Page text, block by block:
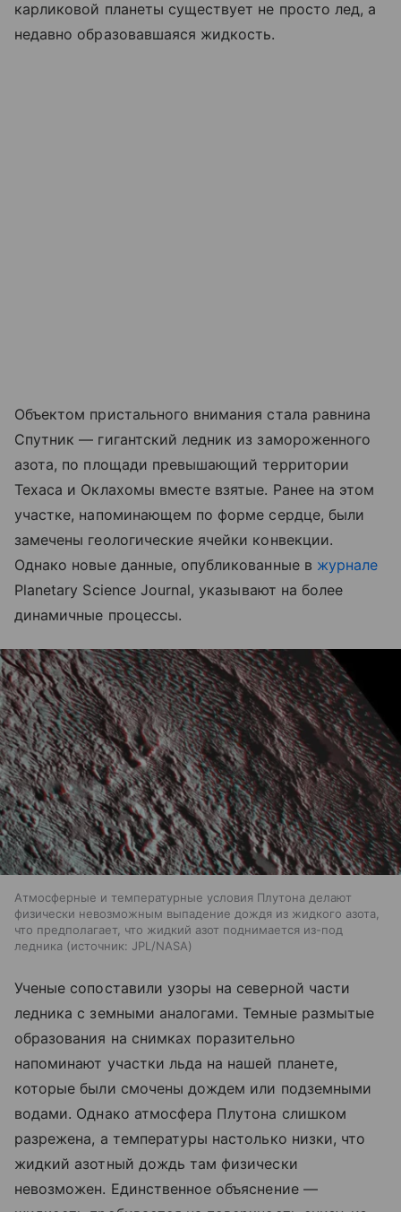
карликовой планеты существует не просто лед, а
недавно образовавшаяся жидкость.
Объектом пристального внимания стала равнина
Спутник — гигантский ледник из замороженного
азота, по площади превышающий территории
Техаса и Оклахомы вместе взятые. Ранее на этом
участке, напоминающем по форме сердце, были
замечены геологические ячейки конвекции.
Однако новые данные, опубликованные в журнале
Planetary Science Journal, указывают на более
динамичные процессы.
Атмосферные и температурные условия Плутона делают
физически невозможным выпадение дождя из жидкого азота,
что предполагает, что жидкий азот поднимается из-под
ледника
источник: JPL/NASA
Ученые сопоставили узоры на северной части
ледника с земными аналогами. Темные размытые
образования на снимках поразительно
напоминают участки льда на нашей планете,
которые были смочены дождем или подземными
водами. Однако атмосфера Плутона слишком
разрежена, а температуры настолько низки, что
жидкий азотный дождь там физически
невозможен. Единственное объяснение —